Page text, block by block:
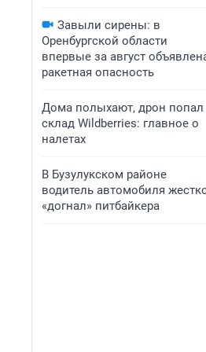
Завыли сирены: в
Оренбургской области
впервые за август
ракетная опасность
Дома полыхают, дрон попал
склад Wildberries: главное о
налетах
В Бузулукском районе
водитель автомобиля
«догнал» питбайкера